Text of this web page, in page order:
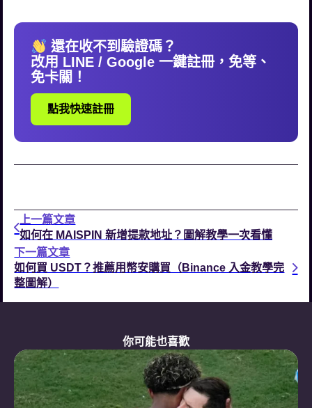
還在收不到驗證碼？
改用 LINE / Google 一鍵註冊，免等、
免卡關！
點我快速註冊
上一篇文章
如何在 MAISPIN 新增提款地址？圖解教學一次看懂
下一篇文章
如何買 USDT？推薦用幣安購買（Binance 入金教學完
整圖解）
你可能也喜歡